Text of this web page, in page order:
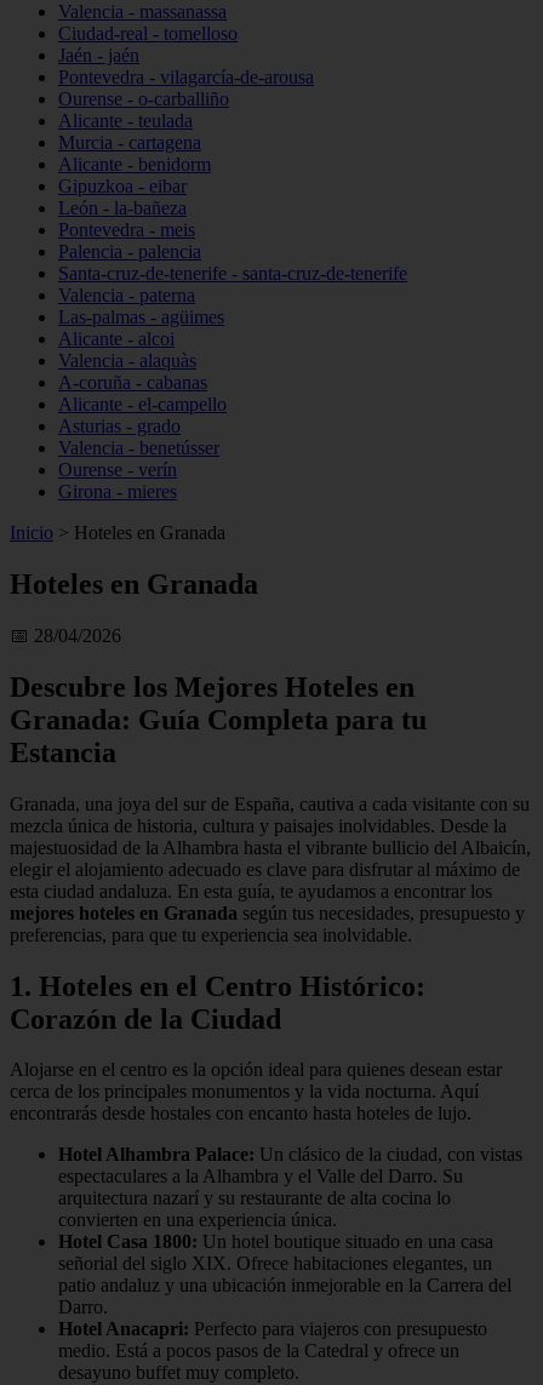
Valencia - massanassa
Ciudad-real - tomelloso
Jaén - jaén
Pontevedra - vilagarcía-de-arousa
Ourense - o-carballiño
Alicante - teulada
Murcia - cartagena
Alicante - benidorm
Gipuzkoa - eibar
León - la-bañeza
Pontevedra - meis
Palencia - palencia
Santa-cruz-de-tenerife - santa-cruz-de-tenerife
Valencia - paterna
Las-palmas - agüimes
Alicante - alcoi
Valencia - alaquàs
A-coruña - cabanas
Alicante - el-campello
Asturias - grado
Valencia - benetússer
Ourense - verín
Girona - mieres
Inicio > Hoteles en Granada
Hoteles en Granada
📅 28/04/2026
Descubre los Mejores Hoteles en
Granada: Guía Completa para tu
Estancia
Granada, una joya del sur de España, cautiva a cada visitante con su
mezcla única de historia, cultura y paisajes inolvidables. Desde la
majestuosidad de la Alhambra hasta el vibrante bullicio del Albaicín,
elegir el alojamiento adecuado es clave para disfrutar al máximo de
esta ciudad andaluza. En esta guía, te ayudamos a encontrar los
mejores hoteles en Granada según tus necesidades, presupuesto y
preferencias, para que tu experiencia sea inolvidable.
1. Hoteles en el Centro Histórico:
Corazón de la Ciudad
Alojarse en el centro es la opción ideal para quienes desean estar
cerca de los principales monumentos y la vida nocturna. Aquí
encontrarás desde hostales con encanto hasta hoteles de lujo.
Hotel Alhambra Palace: Un clásico de la ciudad, con vistas
espectaculares a la Alhambra y el Valle del Darro. Su
arquitectura nazarí y su restaurante de alta cocina lo
convierten en una experiencia única.
Hotel Casa 1800: Un hotel boutique situado en una casa
señorial del siglo XIX. Ofrece habitaciones elegantes, un
patio andaluz y una ubicación inmejorable en la Carrera del
Darro.
Hotel Anacapri: Perfecto para viajeros con presupuesto
medio. Está a pocos pasos de la Catedral y ofrece un
desayuno buffet muy completo.